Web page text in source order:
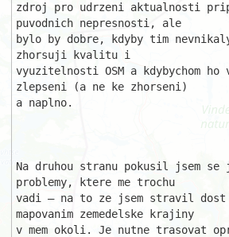
zdroj pro udrzeni aktualnosti
puvodnich nepresnosti, ale
bylo by dobre, kdyby tim
zhorsuji kvalitu i
vyuzitelnosti OSM a kdybychom
zlepseni (a ne ke zhorseni)
a naplno.
Na druhou stranu pokusil jsem se
problemy, ktere me trochu
vadi – na to ze jsem stravil dost
mapovanim zemedelske krajiny
v mem okoli. Je nutne trasovat